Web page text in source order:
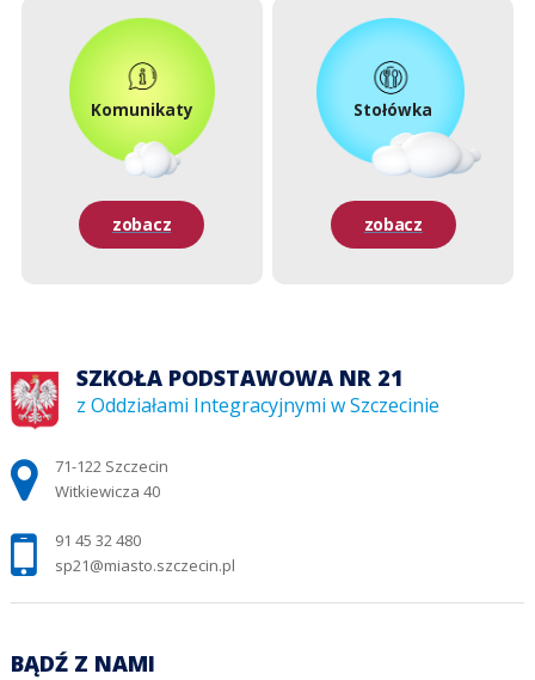
Komunikaty
zobacz
Stołówka
zobacz
SZKOŁA PODSTAWOWA NR 21
z Oddziałami Integracyjnymi w Szczecinie
Adres pocztowy:
71-122 Szczecin
Witkiewicza 40
91 45 32 480
sp21@miasto.szczecin.pl
BĄDŹ Z NAMI